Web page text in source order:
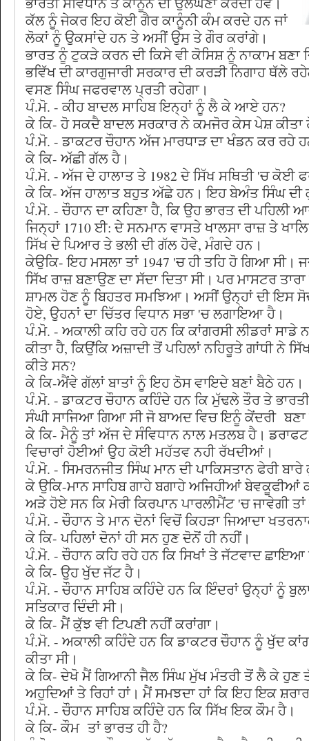
ਕੱਲ ਨੂੰ ਜੇਕਰ ਇਹ ਕੋਈ ਗੈਰ ਕਾਨੂੰਨੀ ਕੰਮ ਕਰਦੇ ਹਨ ਜਾਂ
ਲੋਕਾਂ ਨੂੰ ਉਕਸਾਂਦੇ ਹਨ ਤੇ ਅਸੀਂ ਉਸ ਤੇ ਗੌਰ ਕਰਾਂਗੇ।
ਭਾਰਤ ਨੂੰ ਟੁਕੜੇ ਕਰਨ ਦੀ ਕਿਸੇ ਵੀ ਕੋਸਿਸ਼ ਨੂੰ ਨਾਕਾਮ
ਭਵਿੱਖ ਦੀ ਕਾਰਗੁਜਾਰੀ ਸਰਕਾਰ ਦੀ ਕਰੜੀ ਨਿਗਾਹ ਥੱਲੇ
ਵਸਣ ਸਿੰਘ ਜਫਰਵਾਲ ਪ੍ਰਤੀ ਰਹੇਗਾ।
ਪੰ.ਮੋ. - ਕੀਹ ਬਾਦਲ ਸਾਹਿਬ ਇਨ੍ਹਾਂ ਨੂੰ ਲੈ ਕੇ ਆਏ ਹਨ?
ਕੇ ਕਿ- ਹੋ ਸਕਦੈ ਬਾਦਲ ਸਰਕਾਰ ਨੇ ਕਮਜੋਰ ਕੇਸ ਪੇਸ਼ ਕੀਤਾ
ਪੰ.ਮੋ. - ਡਾਕਟਰ ਚੌਹਾਨ ਅੱਜ ਮਾਰਧਾੜ ਦਾ ਖੰਡਨ ਕਰ ਰਹੇ
ਕੇ ਕਿ- ਅੱਛੀ ਗੱਲ ਹੈ।
ਪੰ.ਮੋ. - ਅੱਜ ਦੇ ਹਾਲਾਤ ਤੇ 1982 ਦੇ ਸਿੱਖ ਸਥਿਤੀ 'ਚ ਕੋਈ
ਕੇ ਕਿ- ਅੱਜ ਹਾਲਾਤ ਬਹੁਤ ਅੱਛੇ ਹਨ। ਇਹ ਬੇਅੰਤ ਸਿੰਘ ਦੀ
ਪੰ.ਮੋ. - ਚੌਹਾਨ ਦਾ ਕਹਿਣਾ ਹੈ, ਕਿ ਉਹ ਭਾਰਤ ਦੀ ਪਹਿਲੀ
ਜਿਨ੍ਹਾਂ 1710 ਈ: ਦੇ ਸਨਮਾਨ ਵਾਸਤੇ ਖਾਲਸਾ ਰਾਜ਼ ਤੇ
ਸਿੱਖ ਦੇ ਪਿਆਰ ਤੇ ਭਲੀ ਦੀ ਗੱਲ ਹੋਵੇ, ਮੰਗਦੇ ਹਨ।
ਕੇਉਕਿ- ਇਹ ਮਸਲਾ ਤਾਂ 1947 'ਚ ਹੀ ਤਹਿ ਹੋ ਗਿਆ ਸੀ।
ਸਿੱਖ ਰਾਜ਼ ਬਣਾਉਣ ਦਾ ਸੱਦਾ ਦਿਤਾ ਸੀ। ਪਰ ਮਾਸਟਰ
ਸ਼ਾਮਲ ਹੋਣ ਨੂੰ ਬਿਹਤਰ ਸਮਝਿਆ। ਅਸੀਂ ਉਨ੍ਹਾਂ ਦੀ ਇਸ
ਹੋਏ, ਉਹਨਾਂ ਦਾ ਚਿੱਤਰ ਵਿਧਾਨ ਸਭਾ 'ਚ ਲਗਾਇਆ ਹੈ।
ਪੰ.ਮੋ. - ਅਕਾਲੀ ਕਹਿ ਰਹੇ ਹਨ ਕਿ ਕਾਂਗਰਸੀ ਲੀਡਰਾਂ ਸਾਡੇ
ਕੀਤਾ ਹੈ, ਕਿਉਂਕਿ ਅਜ਼ਾਦੀ ਤੋਂ ਪਹਿਲਾਂ ਨਹਿਰੂਤੇ ਗਾਂਧੀ ਨੇ
ਕੀਤੇ ਸਨ?
ਕੇ ਕਿ-ਐਂਵੇ ਗੱਲਾਂ ਬਾਤਾਂ ਨੂੰ ਇਹ ਠੋਸ ਵਾਇਦੇ ਬਣਾਂ ਬੈਠੇ ਹਨ।
ਪੰ.ਮੋ. - ਡਾਕਟਰ ਚੌਹਾਨ ਕਹਿੰਦੇ ਹਨ ਕਿ ਮੁੱਢਲੇ ਤੌਰ ਤੇ ਭਾਰਤੀ
ਸੰਘੀ ਸਾਜਿਆ ਗਿਆ ਸੀ ਜੋ ਬਾਅਦ ਵਿਚ ਇਨੂੰ ਕੇਂਦਰੀ ਬਣਾ
ਕੇ ਕਿ- ਮੈਨੂੰ ਤਾਂ ਅੱਜ ਦੇ ਸੰਵਿਧਾਨ ਨਾਲ ਮਤਲਬ ਹੈ।
ਵਿਚਾਰਾਂ ਹੋਈਆਂ ਉਹ ਕੋਈ ਮਹੱਤਵ ਨਹੀ ਰੱਖਦੀਆਂ।
ਪੰ.ਮੋ. - ਸਿਮਰਨਜੀਤ ਸਿੰਘ ਮਾਨ ਦੀ ਪਾਕਿਸਤਾਨ ਫੇਰੀ
ਕੇ ਉਕਿ-ਮਾਨ ਸਾਹਿਬ ਗਾਹੇ ਬਗਾਹੇ ਅਜਿਹੀਆਂ
ਅੜੇ ਹੋਏ ਸਨ ਕਿ ਮੇਰੀ ਕਿਰਪਾਨ ਪਾਰਲੀਮੈਂਟ 'ਚ ਜਾਵੇਗੀ ਤਾਂ
ਪੰ.ਮੋ. - ਚੌਹਾਨ ਤੇ ਮਾਨ ਦੋਨਾਂ ਵਿਚੋਂ ਕਿਹੜਾ ਜਿਆਦਾ
ਕੇ ਕਿ- ਪਹਿਲਾਂ ਦੋਨਾਂ ਹੀ ਸਨ ਹੁਣ ਦੋਨੋਂ ਹੀ ਨਹੀਂ।
ਪੰ.ਮੋ. - ਚੌਹਾਨ ਕਹਿ ਰਹੇ ਹਨ ਕਿ ਸਿਖਾਂ ਤੇ ਜੱਟਵਾਦ
ਕੇ ਕਿ- ਉਹ ਖੁੱਦ ਜੱਟ ਹੈ।
ਪੰ.ਮੋ. - ਚੌਹਾਨ ਸਾਹਿਬ ਕਹਿੰਦੇ ਹਨ ਕਿ ਇੰਦਰਾਂ ਉਨ੍ਹਾਂ ਨੂੰ
ਸਤਿਕਾਰ ਦਿੰਦੀ ਸੀ।
ਕੇ ਕਿ- ਮੈਂ ਕੁੱਝ ਵੀ ਟਿਪਣੀ ਨਹੀਂ ਕਰਾਂਗਾ।
ਪੰ.ਮੋ. - ਅਕਾਲੀ ਕਹਿੰਦੇ ਹਨ ਕਿ ਡਾਕਟਰ ਚੌਹਾਨ ਨੂੰ ਖੁੱਦ
ਕੀਤਾ ਸੀ।
ਕੇ ਕਿ- ਦੇਖੋ ਮੈਂ ਗਿਆਨੀ ਜੈਲ ਸਿੰਘ ਮੁੱਖ ਮੰਤਰੀ ਤੋਂ ਲੈ ਕੇ
ਅਹੁਦਿਆਂ ਤੇ ਰਿਹਾਂ ਹਾਂ। ਮੈਂ ਸਮਝਦਾ ਹਾਂ ਕਿ ਇਹ ਇਕ
ਪੰ.ਮੋ. - ਚੌਹਾਨ ਸਾਹਿਬ ਕਹਿੰਦੇ ਹਨ ਕਿ ਸਿੱਖ ਇਕ ਕੌਮ ਹੈ।
ਕੇ ਕਿ- ਕੌਮ ਤਾਂ ਭਾਰਤ ਹੀ ਹੈ?